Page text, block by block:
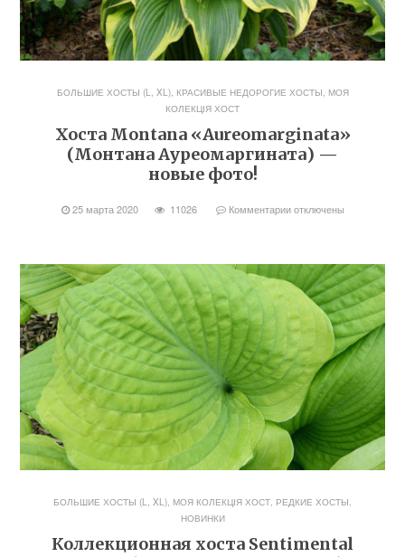
БОЛЬШИЕ ХОСТЫ (L, XL), КРАСИВЫЕ НЕДОРОГИЕ ХОСТЫ, МОЯ
КОЛЕКЦІЯ ХОСТ
Хоста Montana «Aureomarginata»
(Монтана Ауреомаргината) —
новые фото!
25 марта 2020 11026 Комментарииотключены
БОЛЬШИЕ ХОСТЫ (L, XL) МОЯ КОЛЕКЦІЯ ХОСТ РЕДКИЕ ХОСТЫ,
НОВИНКИ
Коллекционная хоста Sentimental